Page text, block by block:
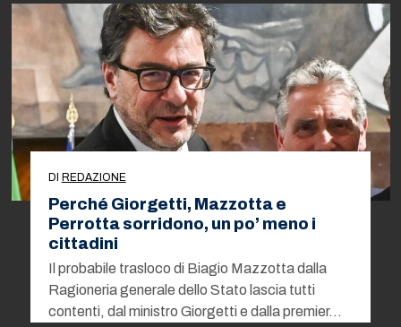
DI REDAZIONE
Perché Giorgetti, Mazzotta e
Perrotta sorridono, un po’ meno i
cittadini
Il probabile trasloco di Biagio Mazzotta dalla
Ragioneria generale dello Stato lascia tutti
contenti, dal ministro Giorgetti e dalla premier…